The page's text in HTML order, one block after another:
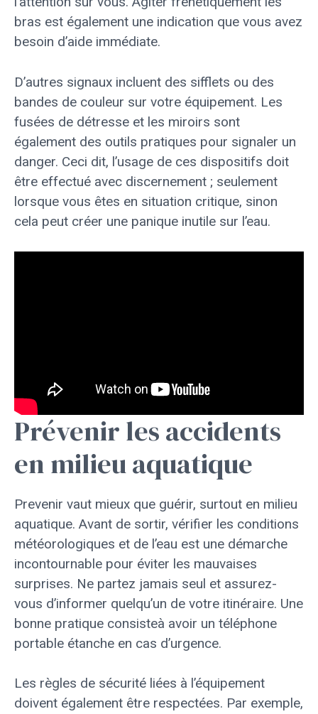
bras est également une indication que vous avez
besoin d’aide immédiate.
D’autres signaux incluent des sifflets ou des
bandes de couleur sur votre équipement. Les
fusées de détresse et les miroirs sont
également des outils pratiques pour signaler un
danger. Ceci dit, l’usage de ces dispositifs doit
être effectué avec discernement ; seulement
lorsque vous êtes en situation critique, sinon
cela peut créer une panique inutile sur l’eau.
Prévenir les accidents
en milieu aquatique
Prevenir vaut mieux que guérir, surtout en milieu
aquatique. Avant de sortir, vérifier les conditions
météorologiques et de l’eau est une démarche
incontournable pour éviter les mauvaises
surprises. Ne partez jamais seul et assurez-
vous d’informer quelqu’un de votre itinéraire. Une
bonne pratique consisteà avoir un téléphone
portable étanche en cas d’urgence.
Les règles de sécurité liées à l’équipement
doivent également être respectées. Par exemple,